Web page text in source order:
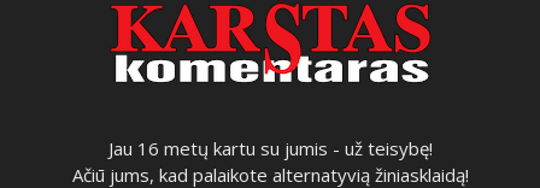
Jau 16 metų kartu su jumis - už teisybę!
Ačiū jums, kad palaikote alternatyvią žiniasklaidą!